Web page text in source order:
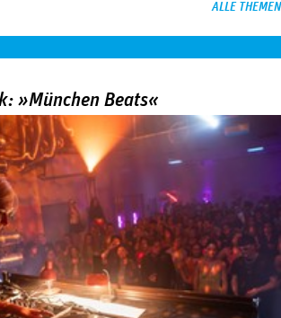
ALLE THEMEN
»München Beats«